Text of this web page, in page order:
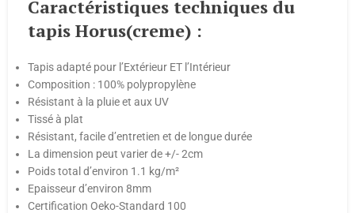
Caractéristiques techniques du
tapis Horus(creme) :
Tapis adapté pour l’Extérieur ET l’Intérieur
Composition : 100% polypropylène
Résistant à la pluie et aux UV
Tissé à plat
Résistant, facile d’entretien et de longue durée
La dimension peut varier de +/- 2cm
Poids total d’environ 1.1 kg/m²
Epaisseur d’environ 8mm
Certification Oeko-Standard 100